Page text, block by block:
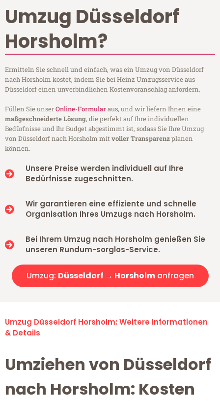
Umzug Düsseldorf
Horsholm?
Ermitteln Sie schnell und einfach, was ein Umzug von Düsseldorf
nach Horsholm kostet, indem Sie bei Heinz Umzugsservice aus
Düsseldorf einen unverbindlichen Kostenvoranschlag anfordern.
Füllen Sie unserOnline-Formularaus, und wir liefern Ihnen eine
maßgeschneiderte Lösung, die perfekt auf Ihre individuellen
Bedürfnisse und Ihr Budget abgestimmt ist, sodass Sie Ihre Umzug
von Düsseldorf nach Horsholm mitvoller Transparenzplanen
können.
Unsere Preise werden individuell auf Ihre
Bedürfnisse zugeschnitten.
Wir garantieren eine effiziente und schnelle
Organisation Ihres Umzugs nach Horsholm.
Bei Ihrem Umzug nach Horsholm genießen Sie
unseren Rundum-sorglos-Service.
Umzug: Düsseldorf → Horsholmanfragen
Umzug Düsseldorf Horsholm: Weitere Informationen
& Details
Umziehen von Düsseldorf
nach Horsholm: Kosten